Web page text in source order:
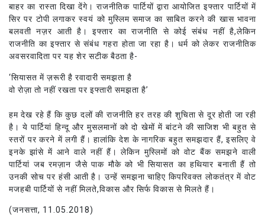
बाहर का रास्ता दिखा देंगे। राजनीतिक पार्टियों द्वारा आयोजित इफ्तार पार्टियों में
सिर पर टोपी लगाकर स्वयं को मुस्लिम समाज का साबित करने की खास भावना
बलवती नज़र आती है। इफ्तार का राजनीति से कोई संबंध नहीं है,लेकिन
राजनीति का इफ्तार से संबंध गहरा होता जा रहा है। धर्म को लेकर राजनीतिक
अवसरवादिता पर यह शेर सटीक बैठता है-
‘सियासत में ज़रूरी है रवादारी समझता है
वो रोज़ा तो नहीं रखता पर इफ्तारी समझता है’
हम देख रहे हैं कि कुछ दलों की राजनीति हर तरह की शुचिता से दूर होती जा रही
है। ये पार्टियां हिन्दू और मुसलमानों को दो खेमों में बांटने की साजिश भी बहुत से
स्तरों पर करने में लगी हैं। हालांकि देश के नागरिक बहुत समझदार हैं, इसलिए वे
इनके झांसे में आने वाले नहीं हैं। लेकिन मुस्लिमों को वोट बैंक समझने वाली
पार्टियां जब रमज़ान जैसे पाक मौके को भी सियासत का हथियार बनाती हैं तो
उनकी सोच पर हंसी आती है। उन्हें समझना चाहिए किपरिवक्त लोकतंत्र में वोट
मजहबी पार्टियों से नहीं मिलते,विकास और सिर्फ विकास से मिलते हैं।
(जनसत्ता, 11.05.2018)